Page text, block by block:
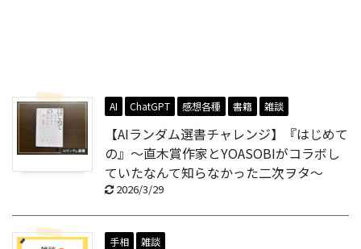
AI ChatGPT 感想各種 書籍 雑談
【AIランダム選書チャレンジ】『はじめて
の』～直木賞作家とYOASOBIがコラボし
ていたなんて知らなかった二次ヲタ～
2026/3/29
手相 雑談